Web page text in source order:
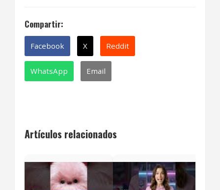
Compartir:
Facebook X Reddit
WhatsApp Email
Artículos relacionados